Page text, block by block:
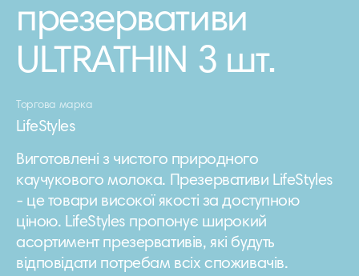
презервативи
ULTRATHIN 3 шт.
Торгова марка
LifeStyles
Виготовлені з чистого природного
каучукового молока. Презервативи LifeStyles
- це товари високої якості за доступною
ціною. LifeStyles пропонує широкий
асортимент презервативів, які будуть
відповідати потребам всіх споживачів.